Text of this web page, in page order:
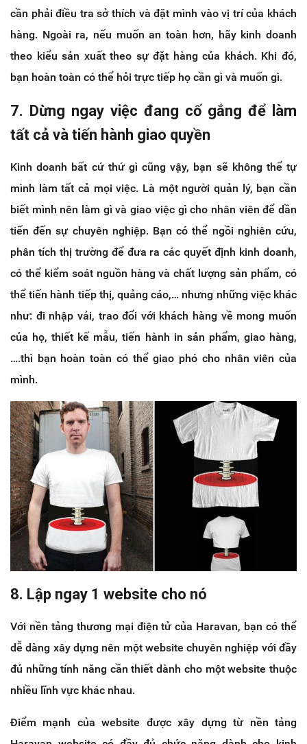
cần phải điều tra sở thích và đặt mình vào vị trí của khách
hàng. Ngoài ra, nếu muốn an toàn hơn, hãy kinh doanh
theo kiểu sản xuất theo sự đặt hàng của khách. Khi đó,
bạn hoàn toàn có thể hỏi trực tiếp họ cần gì và muốn gì.
7. Dừng ngay việc đang cố gắng để làm
tất cả và tiến hành giao quyền
Kinh doanh bất cứ thứ gì cũng vậy, bạn sẽ không thể tự
mình làm tất cả mọi việc. Là một người quản lý, bạn cần
biết mình nên làm gì và giao việc gì cho nhân viên để dần
tiến đến sự chuyên nghiệp. Bạn có thể ngồi nghiên cứu,
phân tích thị trường để đưa ra các quyết định kinh doanh,
có thể kiểm soát nguồn hàng và chất lượng sản phẩm, có
thể tiến hành tiếp thị, quảng cáo,… nhưng những việc khác
như: đi nhập vải, trao đổi với khách hàng về mong muốn
của họ, thiết kế mẫu, tiến hành in sản phẩm, giao hàng,
….thì bạn hoàn toàn có thể giao phó cho nhân viên của
mình.
8. Lập ngay 1 website cho nó
Với nền tảng thương mại điện tử của Haravan, bạn có thể
dễ dàng xây dựng nên một website chuyên nghiệp với đầy
đủ những tính năng cần thiết dành cho một website thuộc
nhiều lĩnh vực khác nhau.
Điểm mạnh của website được xây dựng từ nền tảng